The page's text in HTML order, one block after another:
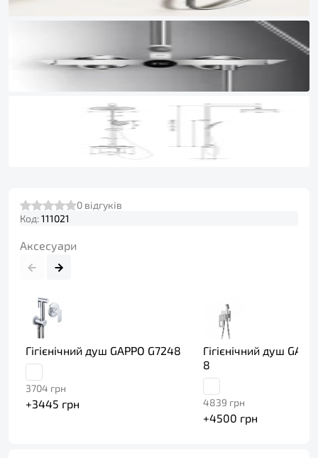
0 відгуків
Код:111021
Аксесуари
Гігієнічний душ GAPPO G7248
3704 грн
+3445 грн
Гігієнічний душ
8
4839 грн
+4500 грн